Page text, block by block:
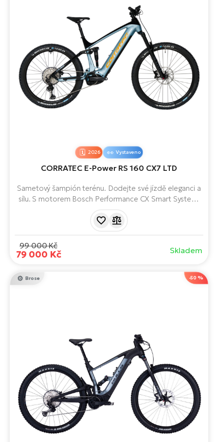
2026 Vystaveno
CORRATEC E-Power RS 160 CX7 LTD
Sametový šampión terénu. Dodejte své jízdě eleganci a
sílu. S motorem Bosch Performance CX Smart System,
odpružením a dojezdem až 150 km otevírá brány
99 000 Kč
79 000 Kč Skladem
-50 %
Brose